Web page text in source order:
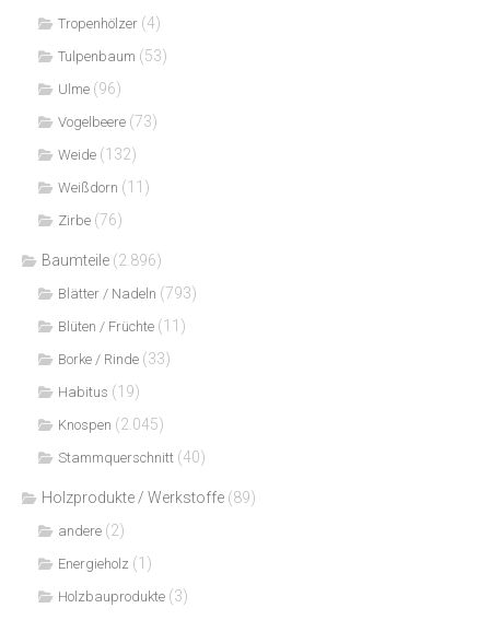
Tropenhölzer (4)
Tulpenbaum (53)
Ulme (96)
Vogelbeere (73)
Weide (132)
Weißdorn (11)
Zirbe (76)
Baumteile (2.896)
Blätter / Nadeln (793)
Blüten / Früchte (11)
Borke / Rinde (33)
Habitus (19)
Knospen (2.045)
Stammquerschnitt (40)
Holzprodukte / Werkstoffe (89)
andere (2)
Energieholz (1)
Holzbauprodukte (3)